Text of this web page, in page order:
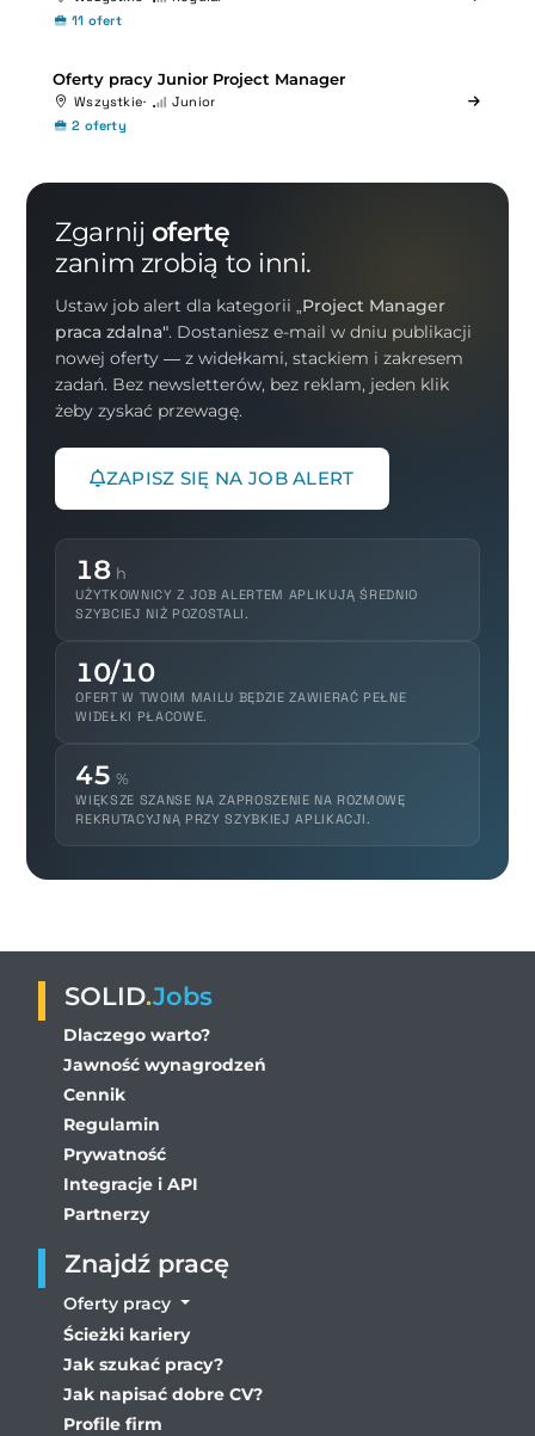
11 ofert
Oferty pracy Junior Project Manager
Wszystkie
Junior
2 oferty
Zgarnij ofertę
zanim zrobią to inni.
Ustaw job alert dla kategorii
„Project Manager
praca zdalna". Dostaniesz e-mail w dniu publikacji
nowej oferty — z widełkami, stackiem i zakresem
zadań. Bez newsletterów, bez reklam, jeden klik
żeby zyskać przewagę.
ZAPISZ SIĘ NA JOB ALERT
18 h
UŻYTKOWNICY Z JOB ALERTEM APLIKUJĄ ŚREDNIO
SZYBCIEJ NIŻ POZOSTALI.
10/10
OFERT W TWOIM MAILU BĘDZIE ZAWIERAĆ PEŁNE
WIDEŁKI PŁACOWE.
45 %
WIĘKSZE SZANSE NA ZAPROSZENIE NA ROZMOWĘ
REKRUTACYJNĄ PRZY SZYBKIEJ APLIKACJI.
SOLID.Jobs
Dlaczego warto?
Jawność wynagrodzeń
Cennik
Regulamin
Prywatność
Integracje i API
Partnerzy
Znajdź pracę
Oferty pracy
Ścieżki kariery
Jak szukać pracy?
Jak napisać dobre CV?
Profile firm